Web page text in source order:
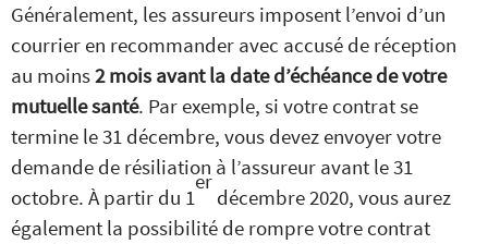
Généralement, les assureurs imposent l’envoi d’un
courrier en recommander avec accusé de réception
au moins2 mois avant la date d’échéance de votre
mutuelle santé. Par exemple, si votre contrat se
termine le 31 décembre, vous devez envoyer votre
demande de résiliation à l’assureur avant le 31
octobre. À partir du 1
er
décembre 2020, vous aurez
également la possibilité de rompre votre contrat